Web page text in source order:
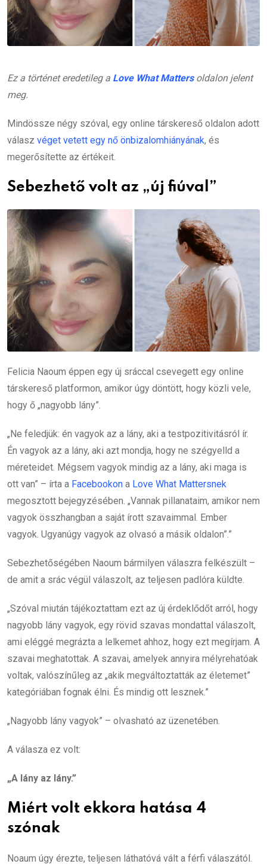
Ez a történet eredetileg a Love What Mattersoldalon jelent
meg.
Mindössze négy szóval, egy online társkereső oldalon adott
válasz véget vetett egy nő önbizalomhiányának, és
megerősítette az értékeit.
Sebezhető volt az „új fiúval”
Felicia Naoum éppen egy új sráccal csevegett egy online
társkereső platformon, amikor úgy döntött, hogy közli vele,
hogy ő „nagyobb lány”.
„Ne feledjük: én vagyok az a lány, aki a testpozitivitásról ír.
Én vagyok az a lány, aki azt mondja, hogy ne szégyelld a
méreteidet. Mégsem vagyok mindig az a lány, aki maga is
ott van” – írta a Facebookon a Love What Mattersnek
megosztott bejegyzésében. „Vannak pillanataim, amikor nem
vagyok összhangban a saját írott szavaimmal. Ember
vagyok. Ugyanúgy vagyok az olvasó a másik oldalon”.”
Sebezhetőségében Naoum bármilyen válaszra felkészült –
de amit a srác végül válaszolt, az teljesen padlóra küldte.
„Szóval miután tájékoztattam ezt az új érdeklődőt arról, hogy
nagyobb lány vagyok, egy rövid szavas mondattal válaszolt,
ami eléggé megrázta a lelkemet ahhoz, hogy ezt megírjam. A
szavai meghatottak. A szavai, amelyek annyira mélyrehatóak
voltak, valószínűleg az „akik megváltoztatták az életemet”
kategóriában fognak élni. És mindig ott lesznek.”
„Nagyobb lány vagyok” – olvasható az üzenetében.
A válasza ez volt:
„A lány az lány.”
Miért volt ekkora hatása 4
szónak
Noaum úgy érezte, teljesen láthatóvá vált a férfi válaszától.